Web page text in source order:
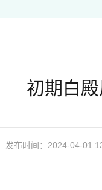
初期白
发布时间：2024-04-01